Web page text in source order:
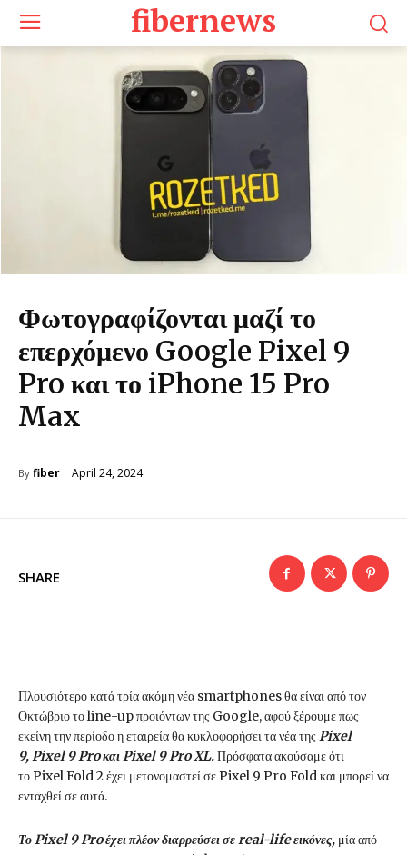
fibernews
Φωτογραφίζονται μαζί το
επερχόμενο Google Pixel 9
Pro και το iPhone 15 Pro
Max
By fiber April 24, 2024
SHARE
Πλουσιότερο κατά τρία ακόμη νέα smartphones θα είναι από τον
Οκτώβριο το line-up προιόντων της Google, αφού ξέρουμε πως
εκείνη την περίοδο η εταιρεία θα κυκλοφορήσει τα νέα της Pixel
9, Pixel 9 Pro και Pixel 9 Pro XL.Πρόσφατα ακούσαμε ότι
το Pixel Fold 2 έχει μετονομαστεί σε Pixel 9 Pro Fold και μπορεί να
ενταχθεί σε αυτά.
Το Pixel 9 Pro έχει πλέον διαρρεύσει σε real-life εικόνες, μία από